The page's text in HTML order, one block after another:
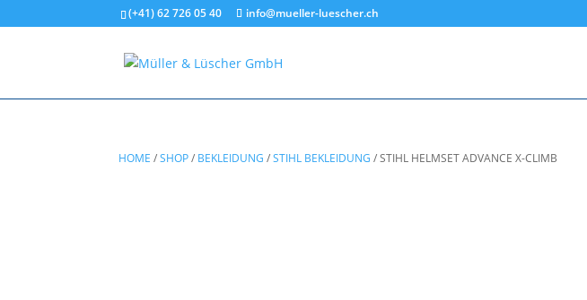
(+41) 62 726 05 40 info@mueller-luescher.ch
HOME /SHOP/ BEKLEIDUNG /STIHL BEKLEIDUNG /STIHL HELMSET ADVANCE X-CLIMB